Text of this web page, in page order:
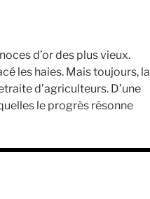
d’or des plus vieux.
les haies. Mais toujours, la
d’agriculteurs. D’une
le progrès résonne